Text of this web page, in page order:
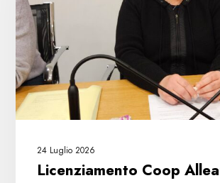
nuova
importante
vittoria
legale
per
Floriana
Fraboni
24 Luglio 2026
Licenziamento Coop